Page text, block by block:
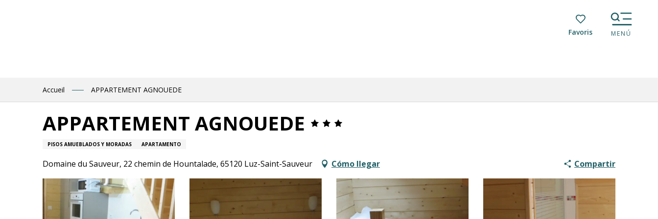
Voir les favoris
MENÚ
Accueil APPARTEMENT AGNOUEDE
APPARTEMENT AGNOUEDE
PISOS AMUEBLADOS Y MORADAS APARTAMENTO
Domaine du Sauveur, 22 chemin de Hountalade, 65120 Luz-Saint-Sauveur Cómo llegar Compartir